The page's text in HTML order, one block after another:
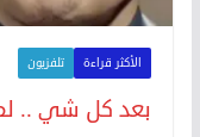
الأكثر قراءة تلفزيون
بعد كل شي ..